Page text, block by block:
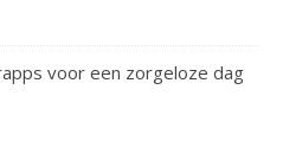
voor een zorgeloze dag